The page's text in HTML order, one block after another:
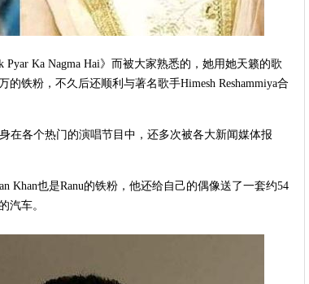
Ka Nagma Hai》而被大家熟悉的，她用她天籁的歌
铁粉，不久后还顺利与著名歌手Himesh Reshammiya合
在各个热门的演唱节目中，还多次被各大新闻媒体报
Khan也是Ranu的铁粉，他还给自己的偶像送了一套约54
汽车。